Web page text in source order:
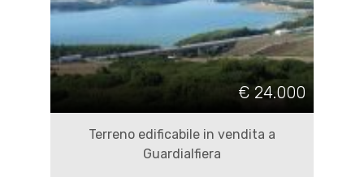
€ 24.000
Terreno edificabile in vendita a
Guardialfiera